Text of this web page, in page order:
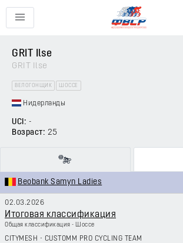
GRIT Ilse
GRIT Ilse
ВЕЛОГОНЩИК ШОССЕ
Нидерланды
UCI: -
Возраст: 25
Beobank Samyn Ladies
02.03.2026
Итоговая классификация
Общая классификация - Шоссе
CITYMESH - CUSTOMM PRO CYCLING TEAM